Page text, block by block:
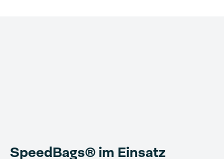
SpeedBags® im Einsatz